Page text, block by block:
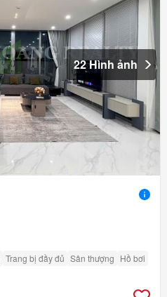
22 Hình ảnh
Trang bị đầy đủ Sân thượng Hồ bơi